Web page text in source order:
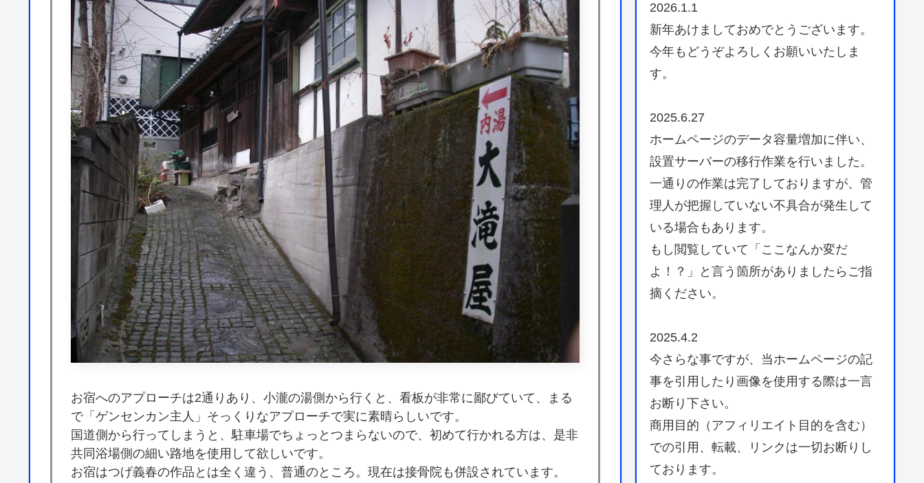
お宿へのアプローチは2通りあり、小瀧の湯側から行くと、看板が非常に鄙びていて、まる
で「ゲンセンカン主人」そっくりなアプローチで実に素晴らしいです。
国道側から行ってしまうと、駐車場でちょっとつまらないので、初めて行かれる方は、是非
共同浴場側の細い路地を使用して欲しいです。
お宿はつげ義春の作品とは全く違う、普通のところ。現在は接骨院も併設されています。
2026.1.1
新年あけましておめでとうございます。
今年もどうぞよろしくお願いいたしま
す。
2025.6.27
ホームページのデータ容量増加に伴い、
設置サーバーの移行作業を行いました。
一通りの作業は完了しておりますが、管
理人が把握していない不具合が発生して
いる場合もあります。
もし閲覧していて「ここなんか変だ
よ！？」と言う箇所がありましたらご指
摘ください。
2025.4.2
今さらな事ですが、当ホームページの記
事を引用したり画像を使用する際は一言
お断り下さい。
商用目的（アフィリエイト目的を含む）
での引用、転載、リンクは一切お断りし
ております。